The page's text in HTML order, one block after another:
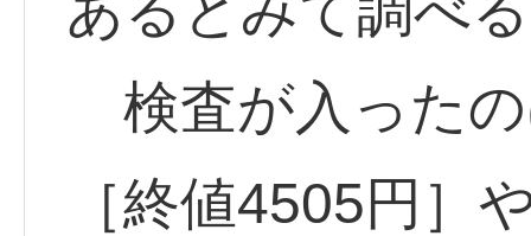
検査が入った
［終値4505円］